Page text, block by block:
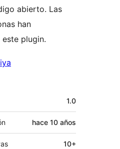
abierto. Las
han
plugin.
1.0
hace 10 años
10+